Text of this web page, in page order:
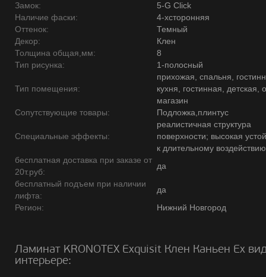
Замок:
5-G Click
Наличие фаски:
4-хсторонняя
Оттенок:
Темный
Декор:
Клен
Толщина общая,мм:
8
Тип рисунка:
1-полосный
Тип помещения:
прихожая, спальня,
кухня, гостинная, детская,
магазин
Сопутствующие товары:
Подложка,плинтус
Специальные эффекты:
реалистичная структура
поверхности; высокая
к длительному
бесплатная доставка при заказе от
20т.руб:
да
бесплатный подъем при наличии
лифта:
да
Регион:
Нижний Новгород
Ламинат KRONOTEX Exquisit Клен Каньен Ex
интерьере: